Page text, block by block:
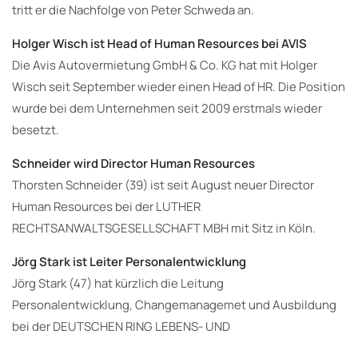
tritt er die Nachfolge von Peter Schweda an.
Holger Wisch ist Head of Human Resources bei AVIS
Die Avis Autovermietung GmbH & Co. KG hat mit Holger
Wisch seit September wieder einen Head of HR. Die Position
wurde bei dem Unternehmen seit 2009 erstmals wieder
besetzt.
Schneider wird Director Human Resources
Thorsten Schneider (39) ist seit August neuer Director
Human Resources bei der LUTHER
RECHTSANWALTSGESELLSCHAFT MBH mit Sitz in Köln.
Jörg Stark ist Leiter Personalentwicklung
Jörg Stark (47) hat kürzlich die Leitung
Personalentwicklung, Changemanagemet und Ausbildung
bei der DEUTSCHEN RING LEBENS- UND